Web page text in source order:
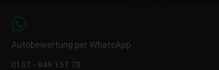
Autobewertung per WhatsApp
0157 - 849 157 78